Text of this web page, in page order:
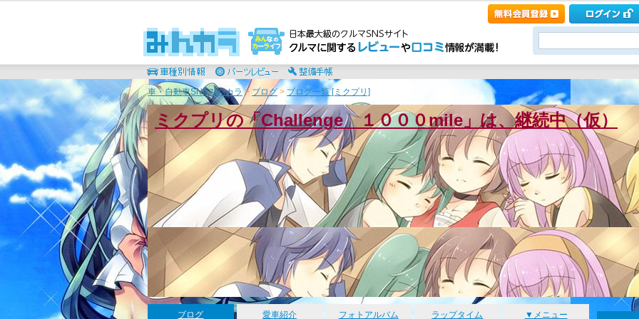
車・自動車SNSみんカラ> ブログ> ブログ一覧 [ミクプリ]
ミクプリの「Challenge １０００mile」は、継続中（仮）
ブログ 愛車紹介 フォトアルバム ラップタイム ▼メニュー